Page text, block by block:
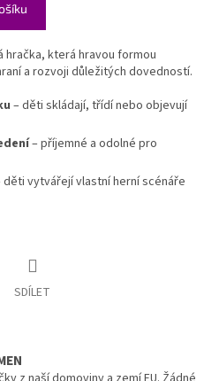
hračka, která hravou formou
a rozvoji důležitých dovedností.
– děti skládají, třídí nebo objevují
– příjemné a odolné pro
děti vytvářejí vlastní herní scénáře
SDÍLET